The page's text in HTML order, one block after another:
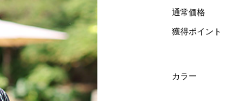
通常価格
獲得ポイント
カラー